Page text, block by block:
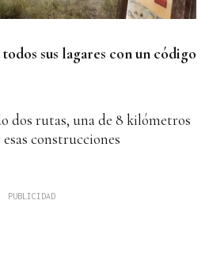
sus lagares con un código
dos rutas, una de 8 kilómetros
construcciones